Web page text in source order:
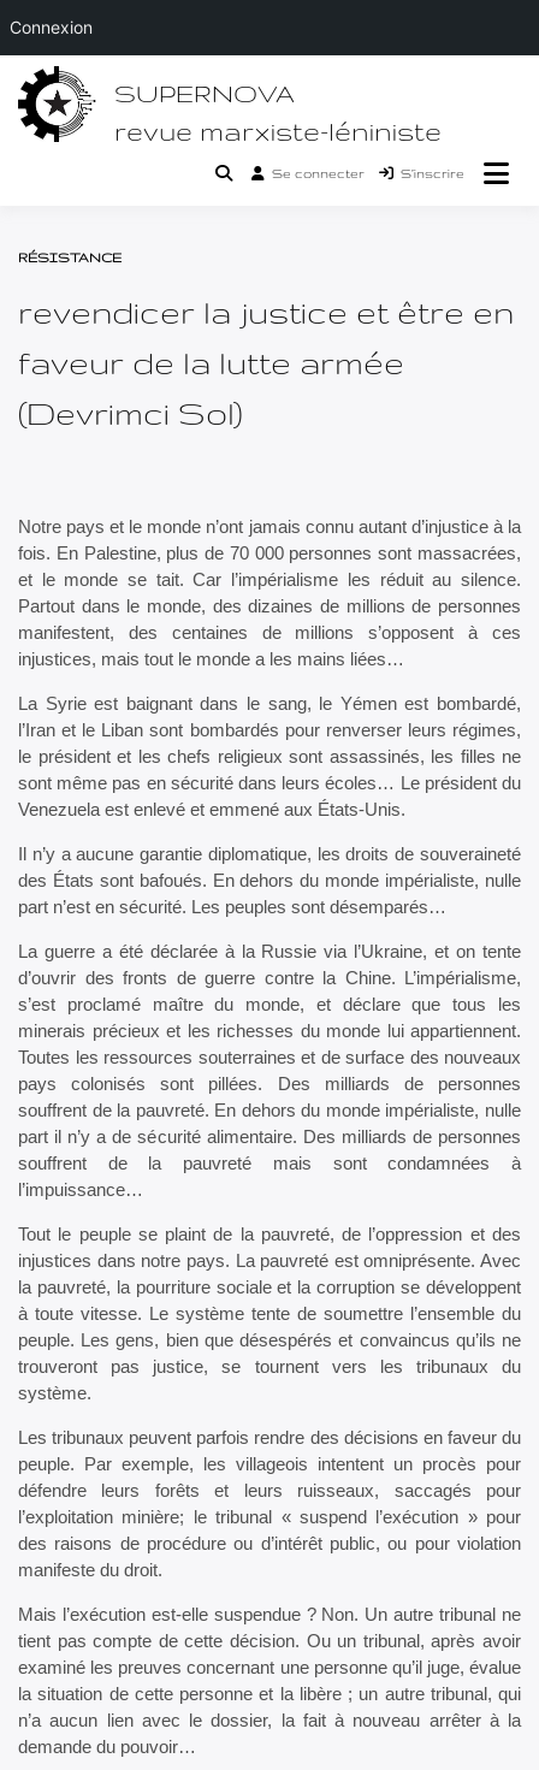
Passer
contenu
SUPERNOVA
revue marxiste-léniniste
Se connecter S’inscrire
RÉSISTANCE
revendicer la justice et être en
faveur de la lutte armée
(Devrimci Sol)
Notre pays et le monde n’ont jamais connu autant d’injustice à la
fois. En Palestine, plus de 70 000 personnes sont massacrées,
et le monde se tait. Car l’impérialisme les réduit au silence.
Partout dans le monde, des dizaines de millions de personnes
manifestent, des centaines de millions s’opposent à ces
injustices, mais tout le monde a les mains liées…
La Syrie est baignant dans le sang, le Yémen est bombardé,
l’Iran et le Liban sont bombardés pour renverser leurs régimes,
le président et les chefs religieux sont assassinés, les filles ne
sont même pas en sécurité dans leurs écoles… Le président du
Venezuela est enlevé et emmené aux États-Unis.
Il n’y a aucune garantie diplomatique, les droits de souveraineté
des États sont bafoués. En dehors du monde impérialiste, nulle
part n’est en sécurité. Les peuples sont désemparés…
La guerre a été déclarée à la Russie via l’Ukraine, et on tente
d’ouvrir des fronts de guerre contre la Chine. L’impérialisme,
s’est proclamé maître du monde, et déclare que tous les
minerais précieux et les richesses du monde lui appartiennent.
Toutes les ressources souterraines et de surface des nouveaux
pays colonisés sont pillées. Des milliards de personnes
souffrent de la pauvreté. En dehors du monde impérialiste, nulle
part il n’y a de sécurité alimentaire. Des milliards de personnes
souffrent de la pauvreté mais sont condamnées à
l’impuissance…
Tout le peuple se plaint de la pauvreté, de l’oppression et des
injustices dans notre pays. La pauvreté est omniprésente. Avec
la pauvreté, la pourriture sociale et la corruption se développent
à toute vitesse. Le système tente de soumettre l’ensemble du
peuple. Les gens, bien que désespérés et convaincus qu’ils ne
trouveront pas justice, se tournent vers les tribunaux du
système.
Les tribunaux peuvent parfois rendre des décisions en faveur du
peuple. Par exemple, les villageois intentent un procès pour
défendre leurs forêts et leurs ruisseaux, saccagés pour
l’exploitation minière; le tribunal « suspend l’exécution » pour
des raisons de procédure ou d’intérêt public, ou pour violation
manifeste du droit.
Mais l’exécution est-elle suspendue ? Non. Un autre tribunal ne
tient pas compte de cette décision. Ou un tribunal, après avoir
examiné les preuves concernant une personne qu’il juge, évalue
la situation de cette personne et la libère ; un autre tribunal, qui
n’a aucun lien avec le dossier, la fait à nouveau arrêter à la
demande du pouvoir…
Connexion